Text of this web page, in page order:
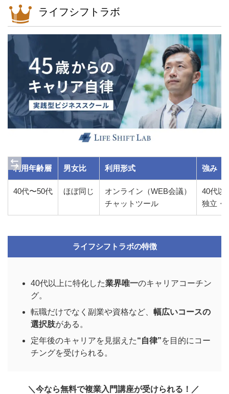
ライフシフトラボ
利用年齢層 男女比 利用形式 強み
40代〜50代 ほぼ同じ
オンライン（WEB会議）
チャットツール
40代以
独立・
ライフシフトラボの特徴
40代以上に特化した業界唯一のキャリアコーチン
グ。
転職だけでなく副業や資格など、 幅広いコースの
選択肢がある。
定年後のキャリアを見据えた“自律”を目的にコー
チングを受けられる。
＼今なら無料で複業入門講座が受けられる！／